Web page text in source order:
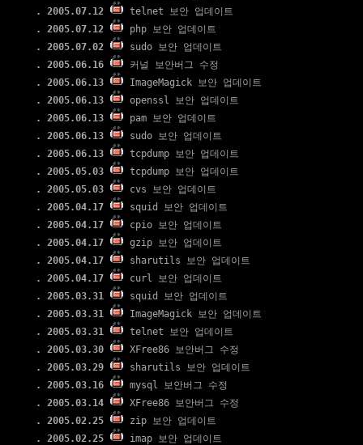
. 2005.07.12
telnet 보안 업데이트
. 2005.07.12
php 보안 업데이트
. 2005.07.02
sudo 보안 업데이트
. 2005.06.16
커널 보안버그 수정
. 2005.06.13
ImageMagick 보안 업데이트
. 2005.06.13
openssl 보안 업데이트
. 2005.06.13
pam 보안 업데이트
. 2005.06.13
sudo 보안 업데이트
. 2005.06.13
tcpdump 보안 업데이트
. 2005.05.03
tcpdump 보안 업데이트
. 2005.05.03
cvs 보안 업데이트
. 2005.04.17
squid 보안 업데이트
. 2005.04.17
cpio 보안 업데이트
. 2005.04.17
gzip 보안 업데이트
. 2005.04.17
sharutils 보안 업데이트
. 2005.04.17
curl 보안 업데이트
. 2005.03.31
squid 보안 업데이트
. 2005.03.31
ImageMagick 보안 업데이트
. 2005.03.31
telnet 보안 업데이트
. 2005.03.30
XFree86 보안버그 수정
. 2005.03.29
sharutils 보안 업데이트
. 2005.03.16
mysql 보안버그 수정
. 2005.03.14
XFree86 보안버그 수정
. 2005.02.25
zip 보안 업데이트
. 2005.02.25
imap 보안 업데이트